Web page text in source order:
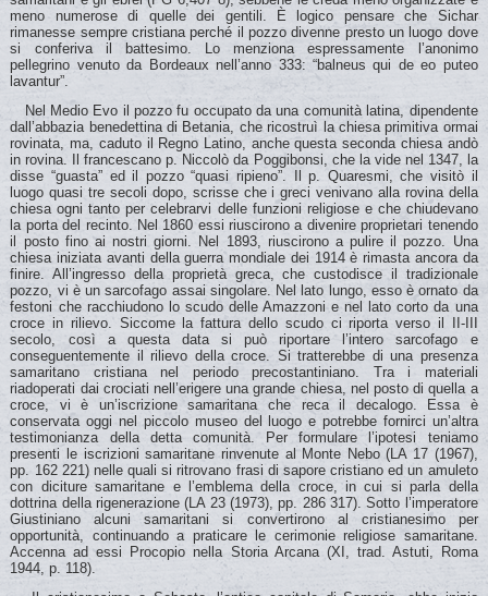
meno numerose di quelle dei gentili. È logico pensare che Sichar
rimanesse sempre cristiana perché il pozzo divenne presto un luogo dove
si conferiva il battesimo. Lo menziona espressamente l’anonimo
pellegrino venuto da Bordeaux nell’anno 333: “balneus qui de eo puteo
lavantur”.
Nel Medio Evo il pozzo fu occupato da una comunità latina, dipendente
dall’abbazia benedettina di Betania, che ricostruì la chiesa primitiva ormai
rovinata, ma, caduto il Regno Latino, anche questa seconda chiesa andò
in rovina. Il francescano p. Niccolò da Poggibonsi, che la vide nel 1347, la
disse “guasta” ed il pozzo “quasi ripieno”. Il p. Quaresmi, che visitò il
luogo quasi tre secoli dopo, scrisse che i greci venivano alla rovina della
chiesa ogni tanto per celebrarvi delle funzioni religiose e che chiudevano
la porta del recinto. Nel 1860 essi riuscirono a divenire proprietari tenendo
il posto fino ai nostri giorni. Nel 1893, riuscirono a pulire il pozzo. Una
chiesa iniziata avanti della guerra mondiale dei 1914 è rimasta ancora da
finire. All’ingresso della proprietà greca, che custodisce il tradizionale
pozzo, vi è un sarcofago assai singolare. Nel lato lungo, esso è ornato da
festoni che racchiudono lo scudo delle Amazzoni e nel lato corto da una
croce in rilievo. Siccome la fattura dello scudo ci riporta verso il II-III
secolo, così a questa data si può riportare l’intero sarcofago e
conseguentemente il rilievo della croce. Si tratterebbe di una presenza
samaritano cristiana nel periodo precostantiniano. Tra i materiali
riadoperati dai crociati nell’erigere una grande chiesa, nel posto di quella a
croce, vi è un’iscrizione samaritana che reca il decalogo. Essa è
conservata oggi nel piccolo museo del luogo e potrebbe fornirci un’altra
testimonianza della detta comunità. Per formulare l’ipotesi teniamo
presenti le iscrizioni samaritane rinvenute al Monte Nebo (LA 17 (1967),
pp. 162 221) nelle quali si ritrovano frasi di sapore cristiano ed un amuleto
con diciture samaritane e l’emblema della croce, in cui si parla della
dottrina della rigenerazione (LA 23 (1973), pp. 286 317). Sotto l’imperatore
Giustiniano alcuni samaritani si convertirono al cristianesimo per
opportunità, continuando a praticare le cerimonie religiose samaritane.
Accenna ad essi Procopio nella Storia Arcana (XI, trad. Astuti, Roma
1944, p. 118).